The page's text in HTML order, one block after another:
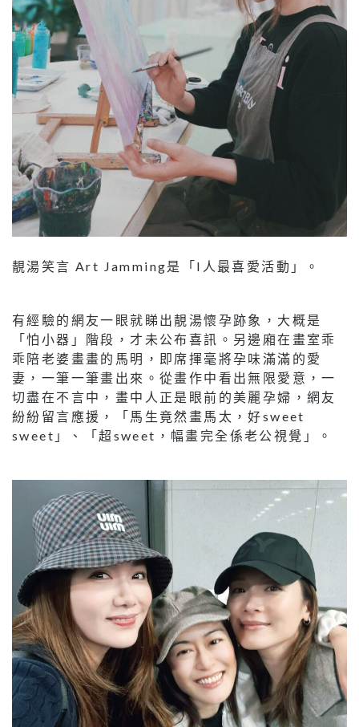
靚湯笑言 Art Jamming是「I人最喜愛活動」。
有經驗的網友一眼就睇出靚湯懷孕跡象，大概是
「怕小器」階段，才未公布喜訊。另邊廂在畫室乖
乖陪老婆畫畫的馬明，即席揮毫將孕味滿滿的愛
妻，一筆一筆畫出來。從畫作中看出無限愛意，一
切盡在不言中，畫中人正是眼前的美麗孕婦，網友
紛紛留言應援，「馬生竟然畫馬太，好sweet
sweet」、「超sweet，幅畫完全係老公視覺」。